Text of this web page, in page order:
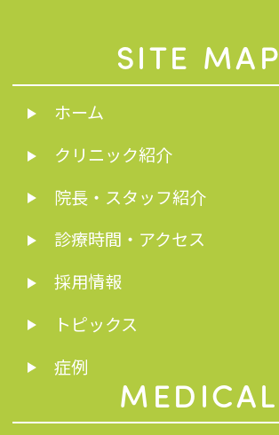
SITE MAP
ホーム
クリニック紹介
院長・スタッフ紹介
診療時間・アクセス
採用情報
トピックス
症例
MEDICAL